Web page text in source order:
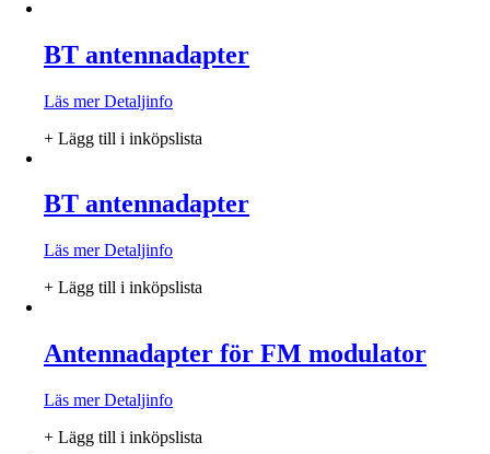
BT antennadapter
Läs merDetaljinfo
+ Lägg till i inköpslista
BT antennadapter
Läs merDetaljinfo
+ Lägg till i inköpslista
Antennadapter för FM modulator
Läs merDetaljinfo
+ Lägg till i inköpslista